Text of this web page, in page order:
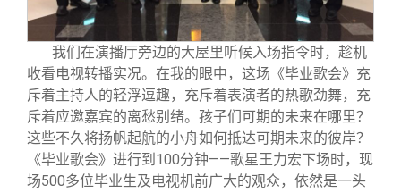
我们在演播厅旁边的大屋里听候入场指令时，趁机
收看电视转播实况。在我的眼中，这场《毕业歌会》充
斥着主持人的轻浮逗趣，充斥着表演者的热歌劲舞，充
斥着应邀嘉宾的离愁别绪。孩子们可期的未来在哪里？
这些不久将扬帆起航的小舟如何抵达可期未来的彼岸？
《毕业歌会》进行到100分钟——歌星王力宏下场时，现
场500多位毕业生及电视机前广大的观众，依然是一头